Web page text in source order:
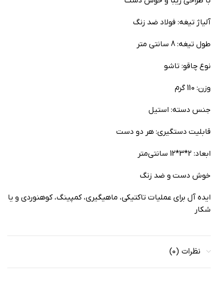
آلیاژ تیغه: فولاد ضد زنگ
طول تیغه: 8 سانتی متر
نوع چاقو: تاشو
وزن: 110 گرم
جنس دسته: استیل
قابلیت دستگیری: هر دو دست
ابعاد: 2*3*12 سانتی‌متر
خوش دست و ضد زنگ
ایده آل برای عملیات تاکتیکی، ماهیگیری، کمپینگ، کوهنوردی و یا
شکار
نظرات (0)